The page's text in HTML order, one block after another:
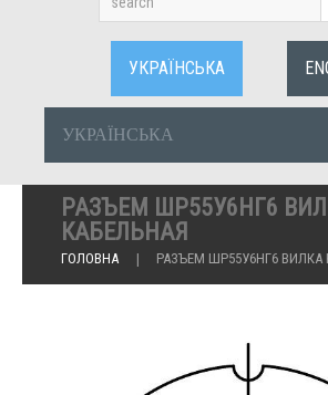
УКРАЇНСЬКА
УКРАЇНСЬКА
РАЗЪЕМ ШР55У6НГ6
КАБЕЛЬНАЯ
ГОЛОВНА РАЗЪЕМ ШР55У6НГ6 ВИЛКА